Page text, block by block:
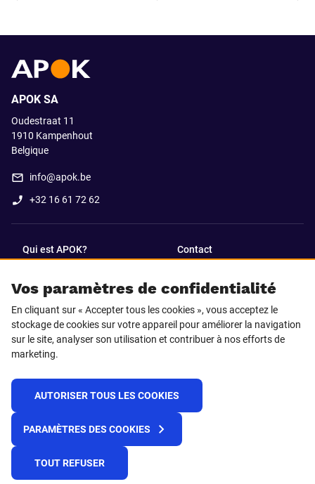
Vos paramètres de confidentialité
En cliquant sur « Accepter tous les cookies », vous acceptez le
stockage de cookies sur votre appareil pour améliorer la navigation
sur le site, analyser son utilisation et contribuer à nos efforts de
marketing.
AUTORISER TOUS LES COOKIES
PARAMÈTRES DES COOKIES
TOUT REFUSER
APOK SA
Oudestraat 11
1910 Kampenhout
Belgique
info@apok.be
+32 16 61 72 62
Qui est APOK? Contact
SUIVEZ-NOUS SUR
Facebook LinkedIn
© 2025 APOK